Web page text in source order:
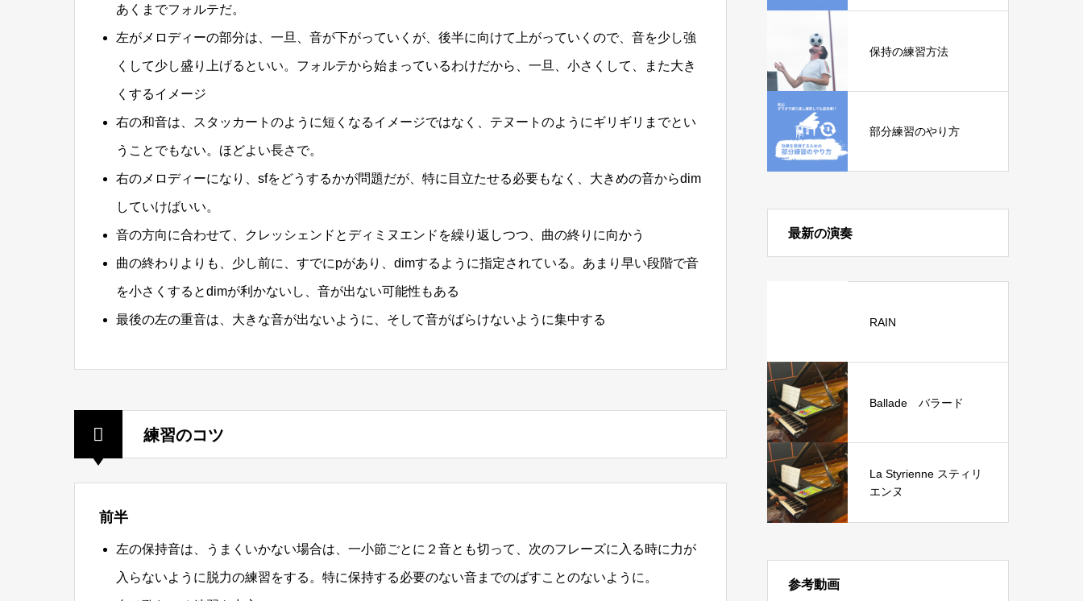
あくまでフォルテだ。
左がメロディーの部分は、一旦、音が下がっていくが、後半に向けて上がっていくので、音を少し強
くして少し盛り上げるといい。フォルテから始まっているわけだから、一旦、小さくして、また大き
くするイメージ
右の和音は、スタッカートのように短くなるイメージではなく、テヌートのようにギリギリまでとい
うことでもない。ほどよい長さで。
右のメロディーになり、sfをどうするかが問題だが、特に目立たせる必要もなく、大きめの音からdim
していけばいい。
音の方向に合わせて、クレッシェンドとディミヌエンドを繰り返しつつ、曲の終りに向かう
曲の終わりよりも、少し前に、すでにpがあり、dimするように指定されている。あまり早い段階で音
を小さくするとdimが利かないし、音が出ない可能性もある
最後の左の重音は、大きな音が出ないように、そして音がばらけないように集中する
練習のコツ
前半
左の保持音は、うまくいかない場合は、一小節ごとに２音とも切って、次のフレーズに入る時に力が
入らないように脱力の練習をする。特に保持する必要のない音までのばすことのないように。
保持の練習方法
部分練習のやり方
最新の演奏
RAIN
Ballade バラード
La Styrienne スティリ
エンヌ
参考動画